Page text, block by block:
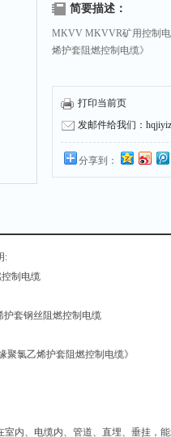
简要描述：
MKVV MKVVR矿用控制电
烯护套阻燃控制电缆》
打印当前页
发邮件给我们：
分享到：
:
制电缆
护套钢丝阻燃控制电缆
聚氯乙烯护套阻燃控制电缆》
室内、电缆内、管道、直埋、垂挂，